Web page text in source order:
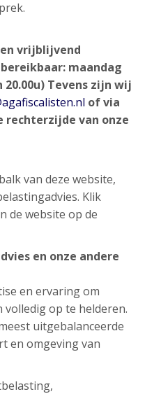
vrijblijvend
maandag
Tevens zijn wij
of via
van onze
van deze website,
Klik
de website op de
en onze andere
en ervaring om
volledig op te helderen.
uitgebalanceerde
en omgeving van